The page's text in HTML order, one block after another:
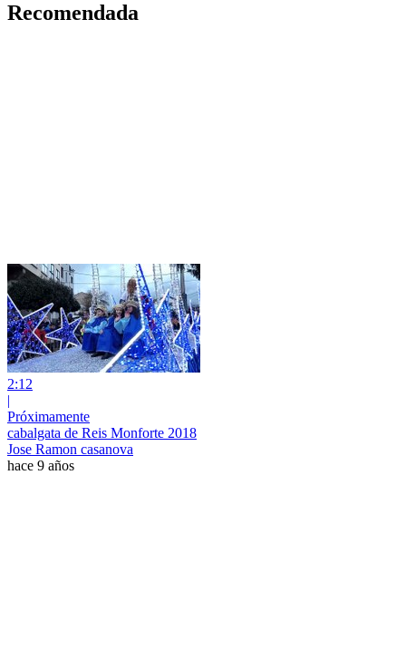
Recomendada
2:12
|
Próximamente
cabalgata de Reis Monforte 2018
Jose Ramon casanova
hace 9 años